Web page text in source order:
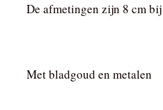
De afmetingen zijn 8 cm
Met bladgoud en metalen